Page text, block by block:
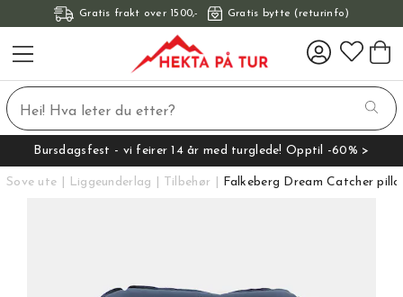
Gratis frakt over 1500,- Gratis bytte (returinfo)
Bursdagsfest - vi feirer 14 år med turglede! Opptil -60% >
Sove ute Liggeunderlag Tilbehør Falkeberg Dream Catcher